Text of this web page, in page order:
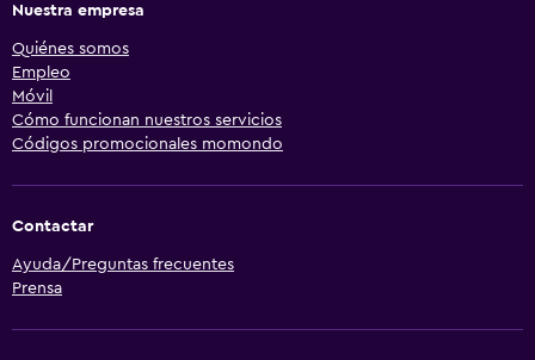
Nuestra empresa
Quiénes somos
Empleo
Móvil
Cómo funcionan nuestros servicios
Códigos promocionales momondo
Contactar
Ayuda/Preguntas frecuentes
Prensa